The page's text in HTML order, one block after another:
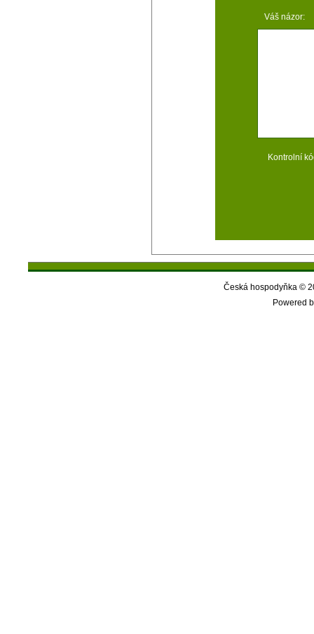
Váš názor:
Kontrolní
Česká hospodyňka ©
Powered